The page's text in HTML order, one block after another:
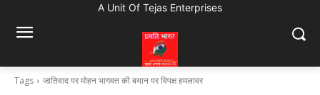
A Unit Of Tejas Enterprises
Tags जातिवाद पर मोहन भागवत की बयान पर विपक्ष हमलावर